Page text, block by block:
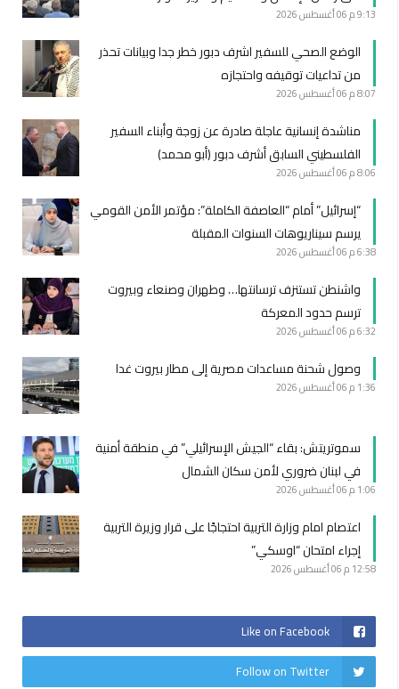
9:13 م 06 أغسطس 2026
الوضع الصحي للسفير اشرف دبور خطر جدا وبيانات تحذر
من تداعيات توقيفه واحتجازه
8:07 م 06 أغسطس 2026
مناشدة إنسانية عاجلة صادرة عن زوجة وأبناء السفير
الفلسطيني السابق أشرف دبور (أبو محمد)
8:06 م 06 أغسطس 2026
“إسرائيل” أمام “العاصفة الكاملة”: مؤتمر الأمن القومي
يرسم سيناريوهات السنوات المقبلة
6:38 م 06 أغسطس 2026
واشنطن تستنزف ترسانتها… وطهران وصنعاء وبيروت
ترسم حدود المعركة
6:32 م 06 أغسطس 2026
وصول شحنة مساعدات مصرية إلى مطار بيروت غدا
1:36 م 06 أغسطس 2026
سموتريتش: بقاء “الجيش الإسرائيلي” في منطقة أمنية
في لبنان ضروري لأمن سكان الشمال
1:06 م 06 أغسطس 2026
اعتصام امام وزارة التربية احتجاجًا على قرار وزيرة التربية
إجراء امتحان “اوسكي”
12:58 م 06 أغسطس 2026
Like on Facebook
Follow on Twitter